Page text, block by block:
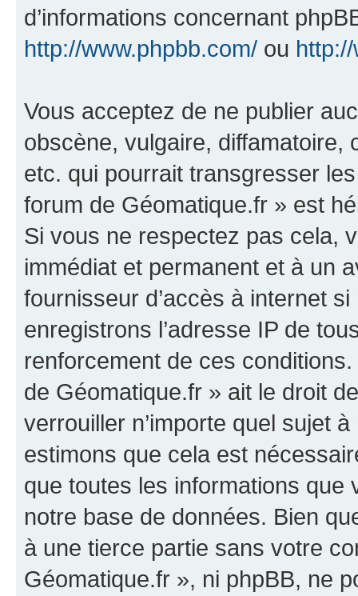
d’informations concernant
http://www.phpbb.com/ ou
Vous acceptez de ne publier
obscène, vulgaire, diffamatoire,
etc. qui pourrait transgresser
forum de Géomatique.fr » est
Si vous ne respectez pas cela,
immédiat et permanent et à un
fournisseur d’accès à internet
enregistrons l’adresse IP de
renforcement de ces
de Géomatique.fr » ait le droit
verrouiller n’importe quel sujet
estimons que cela est
que toutes les informations
notre base de données. Bien
à une tierce partie sans votre
Géomatique.fr », ni phpBB, ne